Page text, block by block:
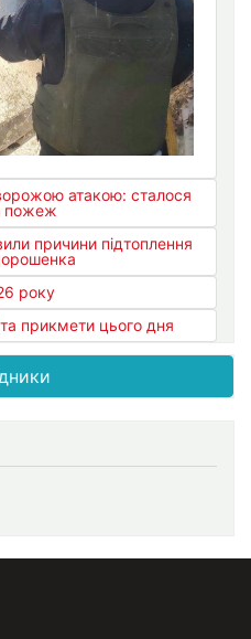
атакою: сталося
пожеж
причини підтоплення
року
прикмети цього дня